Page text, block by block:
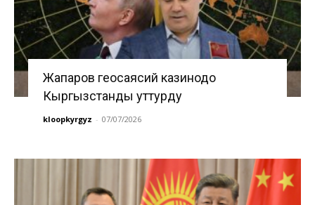
Жапаров геосаясий казинодо
Кыргызстанды уттурду
kloopkyrgyz - 07/07/2026